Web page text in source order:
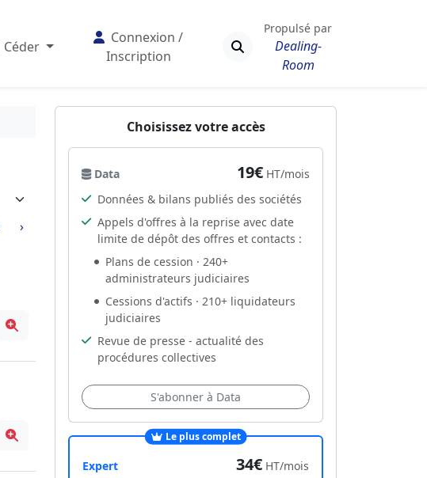
Céder
Connexion /
Inscription
Propulsé par
Dealing-
Room
›
Choisissez votre accès
Data 19€ HT/mois
Données & bilans publiés des sociétés
Appels d'offres à la reprise avec date
limite de dépôt des offres et contacts :
Plans de cession · 240+
administrateurs judiciaires
Cessions d'actifs · 210+ liquidateurs
judiciaires
Revue de presse - actualité des
procédures collectives
S'abonner à Data
Le plus complet
Expert 34€ HT/mois